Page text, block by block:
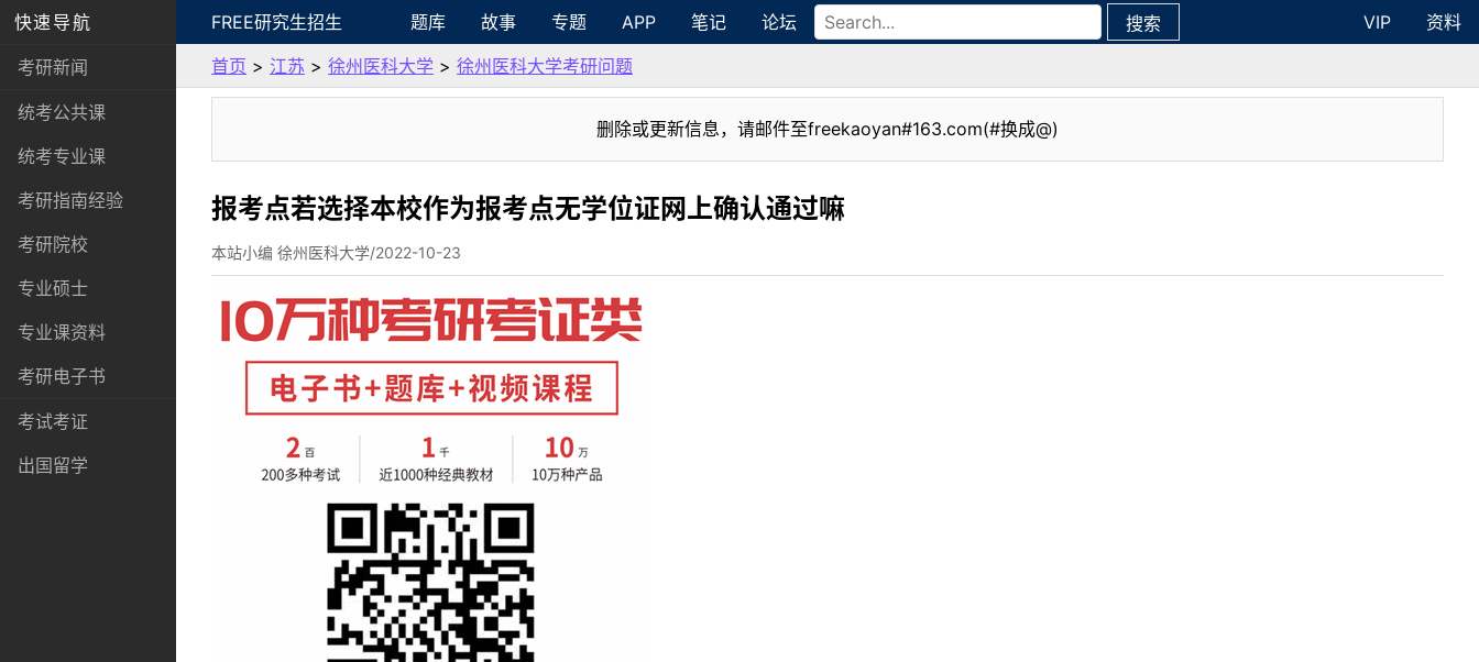
快速导航
考研新闻
统考公共课
统考专业课
考研指南经验
考研院校
专业硕士
专业课资料
考研电子书
考试考证
出国留学
FREE研究生招生 题库 故事 专题 APP 笔记 论坛 搜索 VIP
资料
首页 > 江苏 > 徐州医科大学 > 徐州医科大学考研问题
删除或更新信息，请邮件至freekaoyan#163.com(#换成@)
报考点若选择本校作为报考点无学位证网上确认通过嘛
本站小编 徐州医科大学/2022-10-23